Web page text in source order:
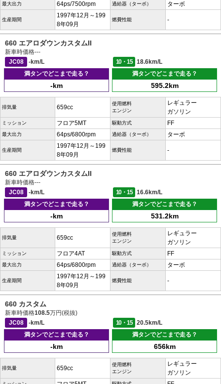
最大出力 64ps/7500rpm 過給器（ターボ） ターボ
生産期間
1997年12月～199
8年09月
燃費性能 -
660 エアロダウンカスタムII
新車時価格---
JC08
-km/L 10・15
18.6km/L
満タンでどこまで走る？
-km
満タンでどこまで走る？
595.2km
排気量 659cc
使用燃料
エンジン
レギュラー
ガソリン
ミッション フロア5MT 駆動方式 FF
最大出力 64ps/6800rpm 過給器（ターボ） ターボ
生産期間
1997年12月～199
8年09月
燃費性能 -
660 エアロダウンカスタムII
新車時価格---
JC08
-km/L 10・15
16.6km/L
満タンでどこまで走る？
-km
満タンでどこまで走る？
531.2km
排気量 659cc
使用燃料
エンジン
レギュラー
ガソリン
ミッション フロア4AT 駆動方式 FF
最大出力 64ps/6800rpm 過給器（ターボ） ターボ
生産期間
1997年12月～199
8年09月
燃費性能 -
660 カスタム
新車時価格108.5万円(税抜)
JC08
-km/L 10・15
20.5km/L
満タンでどこまで走る？
-km
満タンでどこまで走る？
656km
排気量 659cc
使用燃料
エンジン
レギュラー
ガソリン